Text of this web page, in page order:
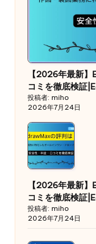
【2026年最新
コミを徹底検証
投稿者: miho
2026年7月24日
【2026年最新
コミを徹底検証
投稿者: miho
2026年7月24日